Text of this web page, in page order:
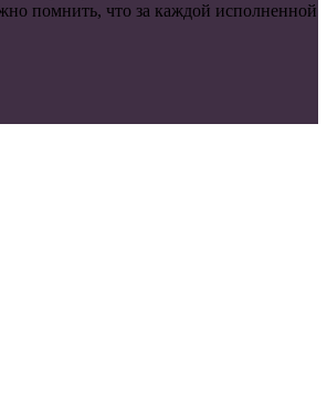
помнить, что за каждой исполненной